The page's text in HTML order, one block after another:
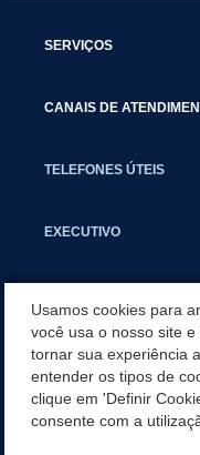
SERVIÇOS
CANAIS DE
TELEFONES ÚTEIS
EXECUTIVO
APLICATIVO
SECRETARIAS
Usamos cookies para
você usa o nosso site
tornar sua experiência
entender os tipos de
clique em 'Definir
consente com a